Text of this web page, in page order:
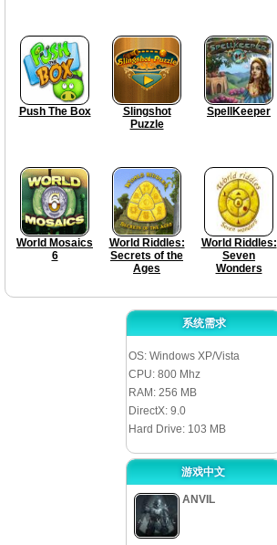
Push The Box
Slingshot
Puzzle
SpellKeeper
World Mosaics
6
World Riddles:
Secrets of the
Ages
World Riddles:
Seven
Wonders
系统需求
OS: Windows XP/Vista
CPU: 800 Mhz
RAM: 256 MB
DirectX: 9.0
Hard Drive: 103 MB
游戏中文
ANVIL